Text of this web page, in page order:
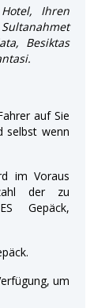
Ihren
Besiktas
auf Sie
selbst wenn
im Voraus
der zu
Gepäck,
um